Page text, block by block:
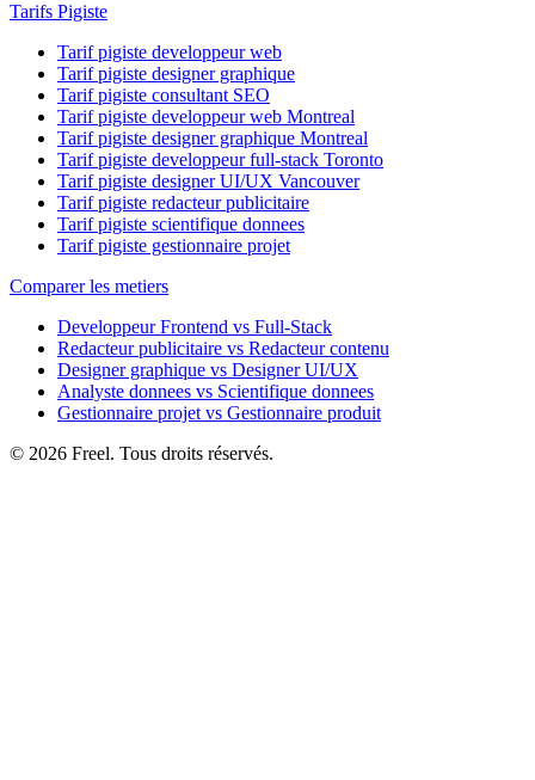
Tarifs Pigiste
Tarif pigiste developpeur web
Tarif pigiste designer graphique
Tarif pigiste consultant SEO
Tarif pigiste developpeur web Montreal
Tarif pigiste designer graphique Montreal
Tarif pigiste developpeur full-stack Toronto
Tarif pigiste designer UI/UX Vancouver
Tarif pigiste redacteur publicitaire
Tarif pigiste scientifique donnees
Tarif pigiste gestionnaire projet
Comparer les metiers
Developpeur Frontend vs Full-Stack
Redacteur publicitaire vs Redacteur contenu
Designer graphique vs Designer UI/UX
Analyste donnees vs Scientifique donnees
Gestionnaire projet vs Gestionnaire produit
© 2026 Freel. Tous droits réservés.